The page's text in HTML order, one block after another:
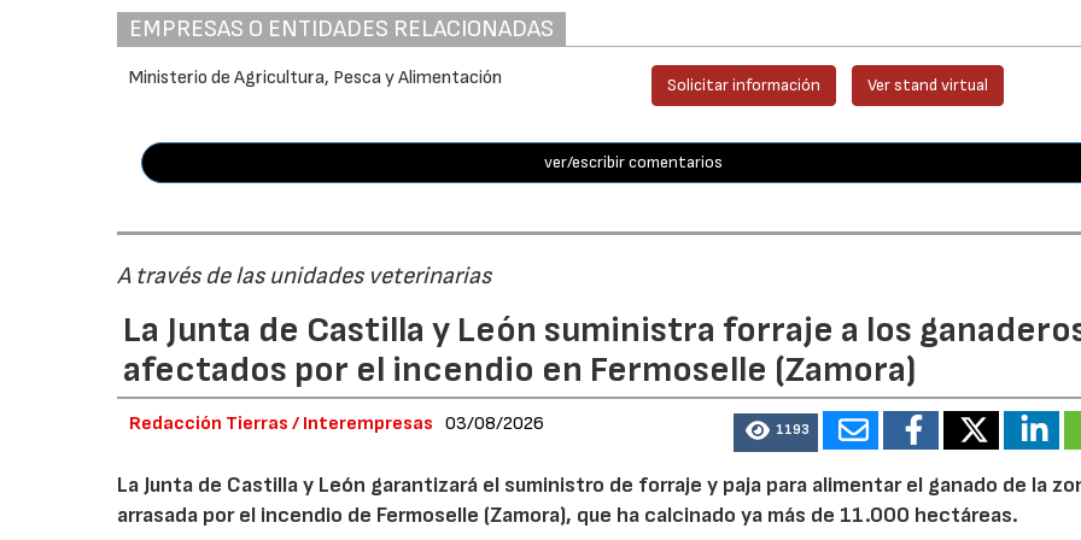
EMPRESAS O ENTIDADES RELACIONADAS
Ministerio de Agricultura, Pesca y Alimentación Solicitar información Ver stand virtual
ver/escribir comentarios
A través de las unidades veterinarias
La Junta de Castilla y León suministra forraje a los
afectados por el incendio en Fermoselle (Zamora)
Redacción Tierras / Interempresas 03/08/2026 1193
La Junta de Castilla y León garantizará el suministro de forraje y paja para alimentar el ganado de la
arrasada por el incendio de Fermoselle (Zamora), que ha calcinado ya más de 11.000 hectáreas.